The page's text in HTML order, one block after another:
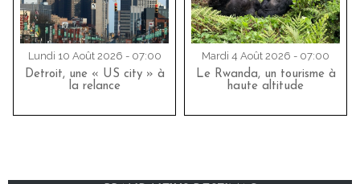
Lundi 10 Août 2026 - 07:00
Detroit, une « US city » à
la relance
Mardi 4 Août 2026 - 07:00
Le Rwanda, un tourisme à
haute altitude